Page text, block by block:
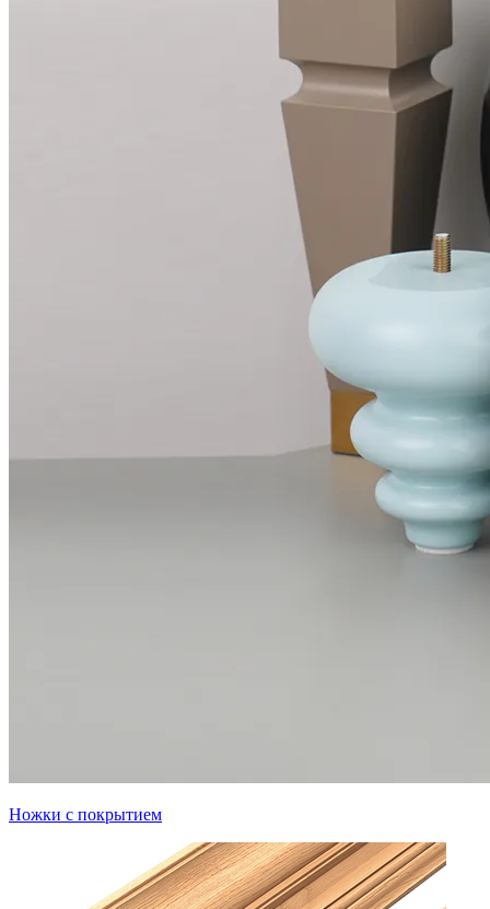
Ножки с покрытием